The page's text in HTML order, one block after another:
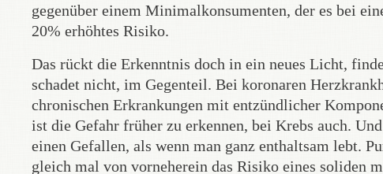
gegenüber einem Minimalkonsumenten, der es bei
20% erhöhtes Risiko.
Das rückt die Erkenntnis doch in ein neues Licht,
schadet nicht, im Gegenteil. Bei koronaren
chronischen Erkrankungen mit entzündlicher
ist die Gefahr früher zu erkennen, bei Krebs auch.
einen Gefallen, als wenn man ganz enthaltsam lebt.
gleich mal von vorneherein das Risiko eines soliden